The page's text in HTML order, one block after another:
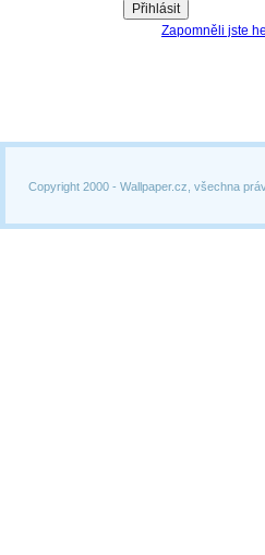
Copyright 2000 - Wallpaper.cz, všechna